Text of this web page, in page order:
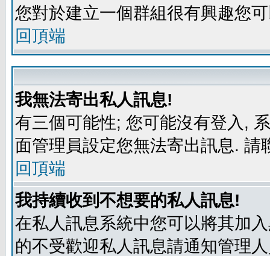
您對於建立一個群組很有興趣您
回頂端
我無法寄出私人訊息!
有三個可能性; 您可能沒有登入,
面管理員設定您無法寄出訊息. 請
回頂端
我持續收到不想要的私人訊息!
在私人訊息系統中您可以將其加
的不受歡迎私人訊息請通知管理